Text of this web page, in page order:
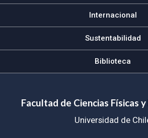
Internacional
Sustentabilidad
Biblioteca
Facultad de Ciencias Físicas
Universidad de